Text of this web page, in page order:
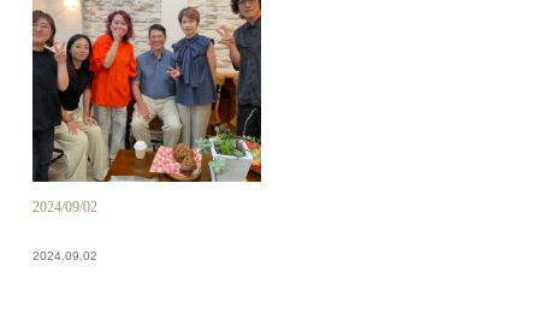
2024/09/02
2024.09.02